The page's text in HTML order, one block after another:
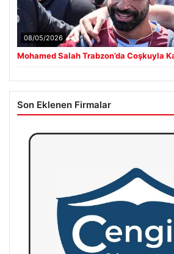
08/05/2026
Mohamed Salah Trabzon’da Coşkuyla
Son Eklenen Firmalar